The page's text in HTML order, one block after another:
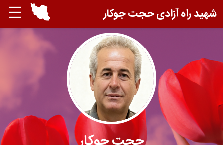
☰ شهید راه آزادی حجت جوکار
حجت جوکار